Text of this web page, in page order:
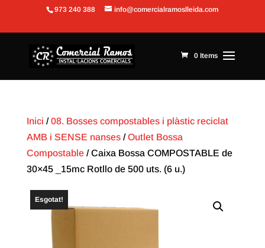
Obre la barra d'eines
973 240 388 info@comercialramoslleida.com
0 Items
Inici /08. Bosses compostables i plàstic reciclat
AMB i SENSE nanses/Outlet Bossa
Compostable/ Caixa Bossa COMPOSTABLE de
30×45 _15mc Rotllo de 500 uts. (6 u.)
Esgotat!